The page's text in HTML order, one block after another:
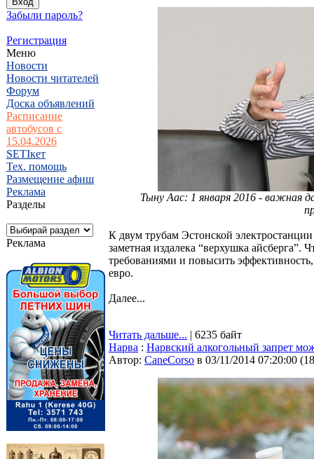
Забыли пароль?
Регистрация
Меню
Новости
Новости читателей
Форум
Доска объявлений
Расписание
автобусов с
15.04.2026
SETIкет
Тех. помощь
Размещение афиш
Реклама
Разделы
Реклама
Тыну Аас: 1 января 2016 - важная
К двум трубам Эстонской
заметная издалека “верхушка
требованиями и повысить
евро.
Далее...
Читать дальше... | 6235 байт
Нарва : Нарвский алкогольный запрет
Автор: CaneCorso в 03/11/2014 07:20:00 (